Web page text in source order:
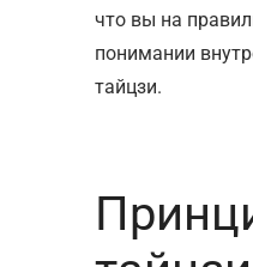
что вы на
понимании
тайцзи.